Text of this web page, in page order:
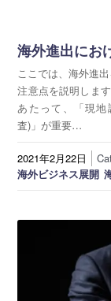
海外進出にお
ここでは、海外進
注意点を説明しま
あたって、「現地
査)」が重要…
2021年2月22日
海外ビジネス展開